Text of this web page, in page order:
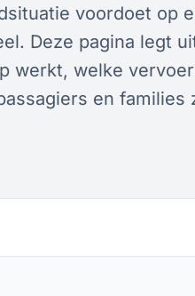
voordoet op
Deze pagina legt
werkt, welke
en families